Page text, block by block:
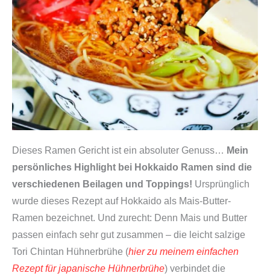
Dieses Ramen Gericht ist ein absoluter Genuss… Mein
persönliches Highlight bei Hokkaido Ramen sind die
verschiedenen Beilagen und Toppings! Ursprünglich
wurde dieses Rezept auf Hokkaido als Mais-Butter-
Ramen bezeichnet. Und zurecht: Denn Mais und Butter
passen einfach sehr gut zusammen – die leicht salzige
Tori Chintan Hühnerbrühe (hier zu meinem einfachen
Rezept für japanische Hühnerbrühe) verbindet die